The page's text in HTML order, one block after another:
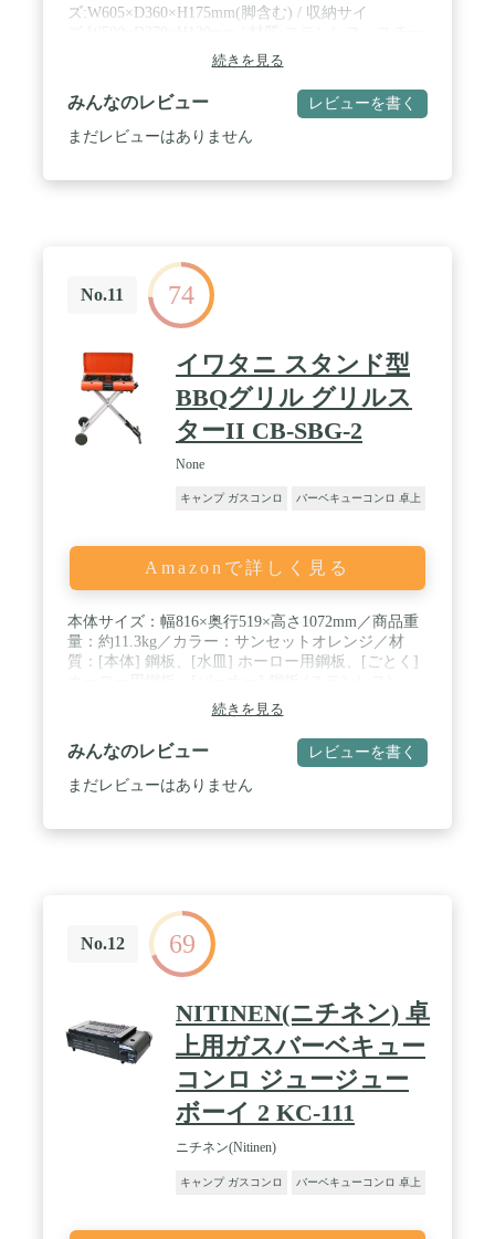
ズ:W605×D360×H175mm(脚含む) / 収納サイ
ル・アルミ合金 / 重量:9.2kg / 焼き網昇降範
続きを見る
みんなのレビュー レビューを書く
まだレビューはありません
No.11 74
イワタニ スタンド型
BBQグリル グリルス
ターII CB-SBG-2
None
キャンプ ガスコンロ バーベキューコンロ 卓上
Amazonで詳しく見る
本体サイズ：幅816×奥行519×高さ1072mm／商品重
量：約11.3kg／カラー：サンセットオレンジ／材
質：[本体] 鋼板、[水皿] ホーロー用鋼板、[ごとく]
[点火つまみ] ABS樹脂、[グリルプレート] ADC (フ
ッ素塗装)／最大発熱量：3.3kW×2 (2,800kcal/h×2)／
連続燃焼時間：約70分 (片側バーナー燃焼、気温20
～25℃のとき強火連続燃焼にてカセットボンベを使
い切るまでの実測値)／点火方式：圧電点火方式／
バーナー本体とスタンドの分離が可能。スタンドの
上でもテーブルの上でも使用可能です。カセットガ
スを装着しても底がフラットなので、テーブルの上
で使用することができます。室内で2口カセットこ
んろとしても使えます。 / 持ち運びがラクラク：本
体重量は約13kgで手軽に使える利便性を追求。転が
して手軽に持ち運べます。 / カセットこんろと同等
の安全装置を搭載：カセットこんろと同等の安全装
置がついているので、初めての方でも安心してお使
いいただけます。 / カセットガスパワーゴールドが
使用可：低温時でも調理ができます。また上蓋を外
せばカセットフーアクセサリーシリーズ (別売) が使
続きを見る
みんなのレビュー レビューを書く
まだレビューはありません
No.12 69
NITINEN(ニチネン) 卓
上用ガスバーベキュー
コンロ ジュージュー
ボーイ 2 KC-111
ニチネン(Nitinen)
キャンプ ガスコンロ バーベキューコンロ 卓上